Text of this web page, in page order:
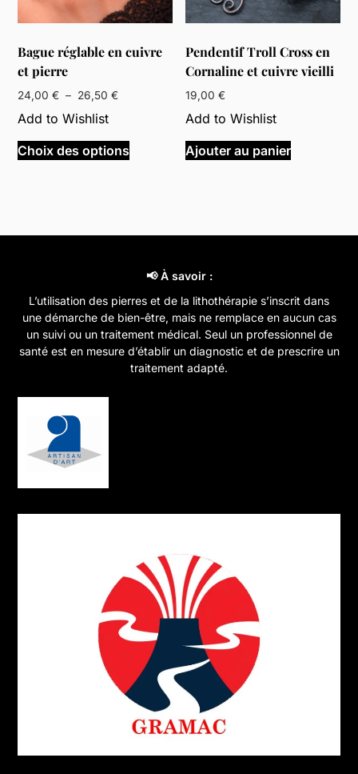
Bague réglable en cuivre
et pierre
24,00€ – 26,50€
24,00 €
à
Add to Wishlist
Choix des options
Ce
produit
Les
peuvent
choisies
sur
la
page
Pendentif Troll Cross en
Cornaline et cuivre vieilli
19,00€
Add to Wishlist
Ajouter au panier
📢 À savoir :
L’utilisation des pierres et de la lithothérapie s’inscrit dans
une démarche de bien-être, mais ne remplace en aucun cas
un suivi ou un traitement médical. Seul un professionnel de
santé est en mesure d’établir un diagnostic et de prescrire un
traitement adapté.